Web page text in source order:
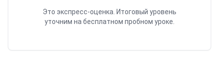
Это экспресс-оценка. Итоговый уровень
уточним на бесплатном пробном уроке.